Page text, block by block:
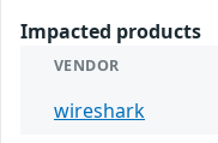
Impacted products
VENDOR
wireshark